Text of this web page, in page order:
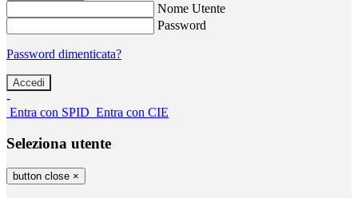
Nome Utente
Password
Password dimenticata?
-
Entra con SPID Entra con CIE
Seleziona utente
button close ×